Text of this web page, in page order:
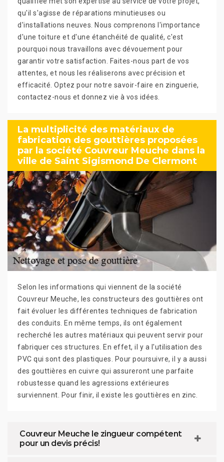
qu'il s'agisse de réparations minutieuses ou
d'installations neuves. Nous comprenons l'importance
d'une toiture et d'une étanchéité de qualité, c'est
pourquoi nous travaillons avec dévouement pour
garantir votre satisfaction. Faites-nous part de vos
attentes, et nous les réaliserons avec précision et
efficacité. Optez pour notre savoir-faire en zinguerie,
contactez-nous et donnez vie à vos idées.
La multiplicité des matériaux de
fabrication des gouttières proposées
par la société Couvreur Meuche dans la
ville de Saint Sigismond De Clermont
Selon les informations qui viennent de la société
Couvreur Meuche, les constructeurs des gouttières ont
fait évoluer les différentes techniques de fabrication
des conduits. En même temps, ils ont également
recherché les autres matériaux qui peuvent servir pour
fabriquer ces structures. En effet, il y a l'utilisation des
PVC qui sont des plastiques. Pour poursuivre, il y a aussi
des gouttières en cuivre qui assureront une parfaite
robustesse quand les agressions extérieures
surviennent. Pour finir, il existe les gouttières en zinc.
Couvreur Meuche le zingueur compétent
pour un devis précis!